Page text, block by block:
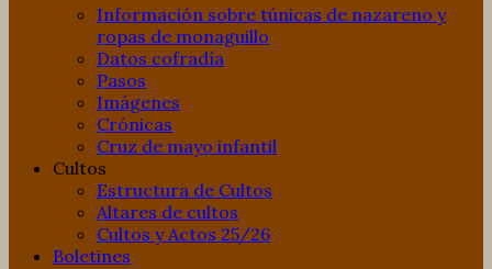
Información sobre túnicas de nazareno y
ropas de monaguillo
Datos cofradía
Pasos
Imágenes
Crónicas
Cruz de mayo infantil
Cultos
Estructura de Cultos
Altares de cultos
Cultos y Actos 25/26
Boletines